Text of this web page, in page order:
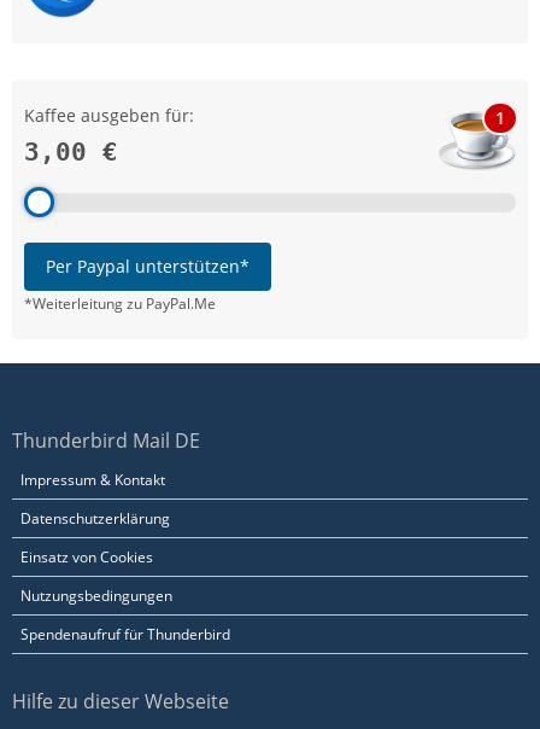
Kaffee ausgeben für:
3,00 €
1
Per Paypal unterstützen*
*Weiterleitung zu PayPal.Me
Thunderbird Mail DE
Impressum & Kontakt
Datenschutzerklärung
Einsatz von Cookies
Nutzungsbedingungen
Spendenaufruf für Thunderbird
Hilfe zu dieser Webseite